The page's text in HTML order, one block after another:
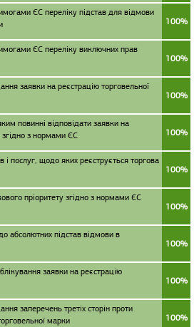
ЄС переліку підстав для відмови
100%
ЄС переліку виключних прав
100%
заявки на реєстрацію торговельної
100%
повинні відповідати заявки на
згідно з нормами ЄС
100%
і послуг, щодо яких реєструється торгова
100%
пріоритету згідно з нормами ЄС
100%
абсолютних підстав відмови в
100%
заявки на реєстрацію
100%
заперечень третіх сторін проти
марки
100%